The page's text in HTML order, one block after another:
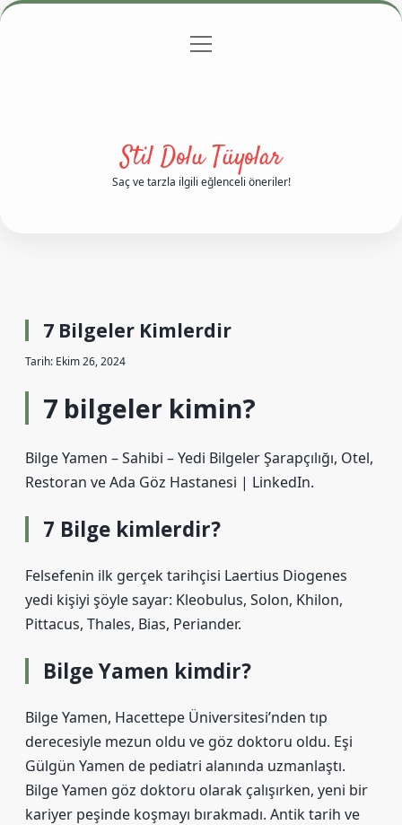
Gizlilik Politikası
menüyü
Stil Dolu Tüyolar
Saç ve tarzla ilgili eğlenceli öneriler!
7 Bilgeler Kimlerdir
Tarih: Ekim 26, 2024
7 bilgeler kimin?
Bilge Yamen – Sahibi – Yedi Bilgeler Şarapçılığı, Otel,
Restoran ve Ada Göz Hastanesi | LinkedIn.
7 Bilge kimlerdir?
Felsefenin ilk gerçek tarihçisi Laertius Diogenes
yedi kişiyi şöyle sayar: Kleobulus, Solon, Khilon,
Pittacus, Thales, Bias, Periander.
Bilge Yamen kimdir?
Bilge Yamen, Hacettepe Üniversitesi’nden tıp
derecesiyle mezun oldu ve göz doktoru oldu. Eşi
Gülgün Yamen de pediatri alanında uzmanlaştı.
Bilge Yamen göz doktoru olarak çalışırken, yeni bir
kariyer peşinde koşmayı bırakmadı. Antik tarih ve